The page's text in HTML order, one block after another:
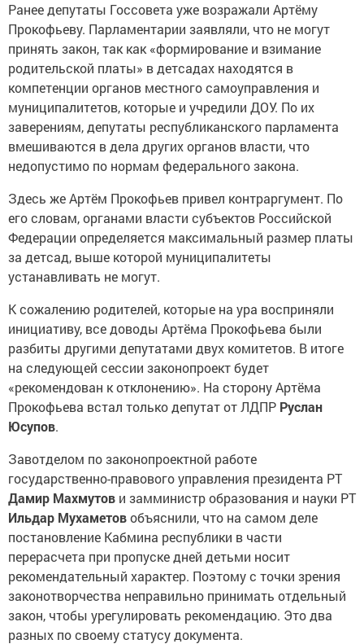
Ранее депутаты Госсовета уже возражали Артёму
Прокофьеву. Парламентарии заявляли, что не могут
принять закон, так как «формирование и взимание
родительской платы» в детсадах находятся в
компетенции органов местного самоуправления и
муниципалитетов, которые и учредили ДОУ. По их
заверениям, депутаты республиканского парламента
вмешиваются в дела других органов власти, что
недопустимо по нормам федерального закона.
Здесь же Артём Прокофьев привел контраргумент. По
его словам, органами власти субъектов Российской
Федерации определяется максимальный размер платы
за детсад, выше которой муниципалитеты
устанавливать не могут.
К сожалению родителей, которые на ура восприняли
инициативу, все доводы Артёма Прокофьева были
разбиты другими депутатами двух комитетов. В итоге
на следующей сессии законопроект будет
«рекомендован к отклонению». На сторону Артёма
Прокофьева встал только депутат от ЛДПР Руслан
Юсупов.
Завотделом по законопроектной работе
государственно-правового управления президента РТ
Дамир Махмутов и замминистр образования и науки РТ
Ильдар Мухаметовобъяснили, что на самом деле
постановление Кабмина республики в части
перерасчета при пропуске дней детьми носит
рекомендательный характер. Поэтому с точки зрения
законотворчества неправильно принимать отдельный
закон, чтобы урегулировать рекомендацию. Это два
разных по своему статусу документа.